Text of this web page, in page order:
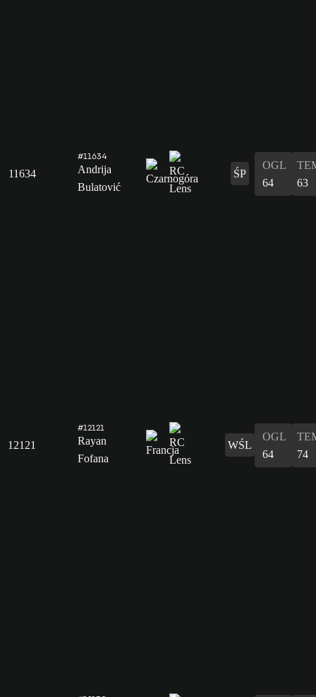
11634
#11634
Andrija
Bulatović
ŚP
OGL
64
63
12121
#12121
Rayan
Fofana
WŚL
OGL
64
74